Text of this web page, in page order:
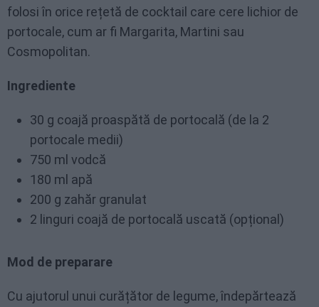
folosi în orice rețetă de cocktail care cere lichior de
portocale, cum ar fi Margarita, Martini sau
Cosmopolitan.
Ingrediente
30 g coajă proaspătă de portocală (de la 2
portocale medii)
750 ml vodcă
180 ml apă
200 g zahăr granulat
2 linguri coajă de portocală uscată (opțional)
Mod de preparare
Cu ajutorul unui curățător de legume, îndepărtează